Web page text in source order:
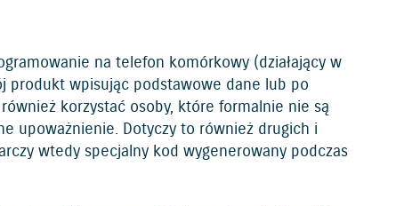
na telefon komórkowy (działający w
produkt wpisując podstawowe dane lub po
korzystać osoby, które formalnie nie są
upoważnienie. Dotyczy to również drugich i
wtedy specjalny kod wygenerowany podczas